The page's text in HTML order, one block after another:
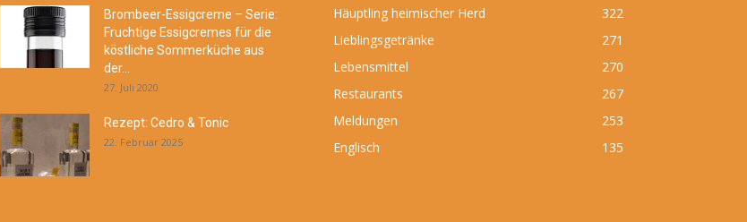
Brombeer-Essigcreme – Serie:
Fruchtige Essigcremes für die
köstliche Sommerküche aus
der...
27. Juli 2020
Rezept: Cedro & Tonic
22. Februar 2025
Häuptling heimischer Herd
322
Lieblingsgetränke
271
Lebensmittel
270
Restaurants
267
Meldungen
253
Englisch
135